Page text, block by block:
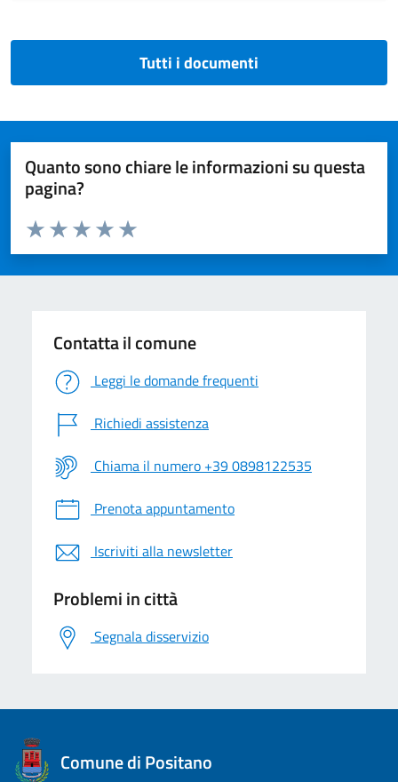
Tutti i documenti
Quanto sono chiare le informazioni su questa
pagina?
Valuta da 1 a 5 stelle la pagina
Valuta 5 stelle su 5
Valuta 4 stelle su 5
Valuta 3 stelle su 5
Valuta 2 stelle su 5
Valuta 1 stelle su 5
Contatta il comune
Leggi le domande frequenti
Richiedi assistenza
Chiama il numero +39 0898122535
Prenota appuntamento
Iscriviti alla newsletter
Problemi in città
Segnala disservizio
logo Unione Europea
Comune di Positano